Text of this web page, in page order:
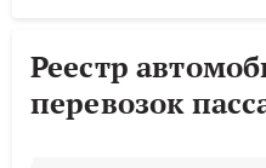
Реестр
перевозок